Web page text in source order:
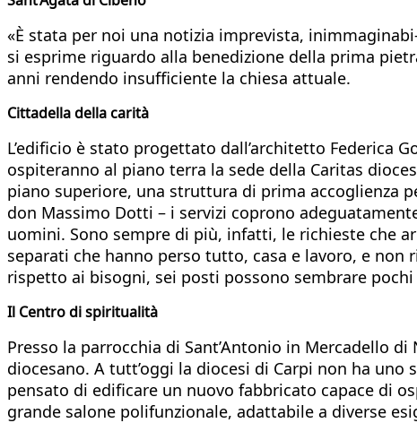
«È stata per noi una notizia imprevista,
si esprime riguardo alla benedizione della prima
anni rendendo insufficiente la chiesa attuale.
Cittadella della carità
L’edificio è stato progettato dall’architetto Federica
ospiteranno al piano terra la sede della Caritas
piano superiore, una struttura di prima accoglienza
don Massimo Dotti – i servizi coprono
uomini. Sono sempre di più, infatti, le richieste che
separati che hanno perso tutto, casa e lavoro, e
rispetto ai bisogni, sei posti possono sembrare
Il Centro di spiritualità
Presso la parrocchia di Sant’Antonio in Mercadello
diocesano. A tutt’oggi la diocesi di Carpi non ha
pensato di edificare un nuovo fabbricato capace di
grande salone polifunzionale, adattabile a diverse